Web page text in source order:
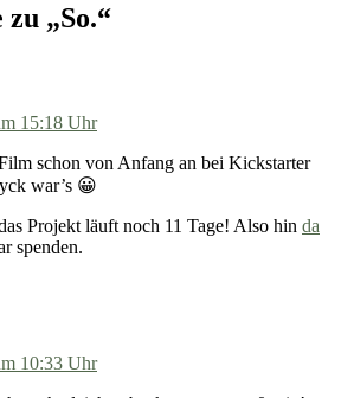
„So.“
15:18 Uhr
schon von Anfang an bei Kickstarter
war’s 😀
Projekt läuft noch 11 Tage! Also hin da
spenden.
10:33 Uhr